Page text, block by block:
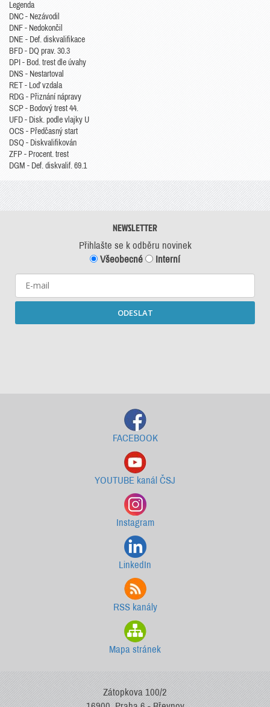
Legenda
DNC - Nezávodil
DNF - Nedokončil
DNE - Def. diskvalifikace
BFD - DQ prav. 30.3
DPI - Bod. trest dle úvahy
DNS - Nestartoval
RET - Loď vzdala
RDG - Přiznání nápravy
SCP - Bodový trest 44.
UFD - Disk. podle vlajky U
OCS - Předčasný start
DSQ - Diskvalifikován
ZFP - Procent. trest
DGM - Def. diskvalif. 69.1
NEWSLETTER
Přihlašte se k odběru novinek
Všeobecné
Interní
ODESLAT
FACEBOOK
YOUTUBE kanál ČSJ
Instagram
LinkedIn
RSS kanály
Mapa stránek
Zátopkova 100/2